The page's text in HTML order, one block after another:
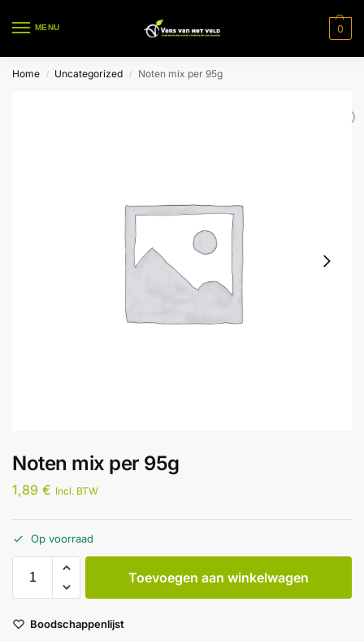
MENU 0
Home / Uncategorized / Noten mix per 95g
Noten mix per 95g
1,89 € Incl. BTW
Op voorraad
Toevoegen aan winkelwagen
Boodschappenlijst